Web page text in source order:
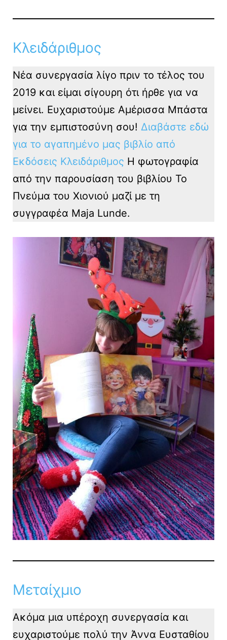
Κλειδάριθμος
Νέα συνεργασία λίγο πριν το τέλος του
2019 και είμαι σίγουρη ότι ήρθε για να
μείνει. Ευχαριστούμε Αμέρισσα Μπάστα
για την εμπιστοσύνη σου! Διαβάστε εδώ
για το αγαπημένο μας βιβλίο από
Εκδόσεις Κλειδάριθμος Η φωτογραφία
από την παρουσίαση του βιβλίου Το
Πνεύμα του Χιονιού μαζί με τη
συγγραφέα Maja Lunde.
Μεταίχμιο
Ακόμα μια υπέροχη συνεργασία και
ευχαριστούμε πολύ την Άννα Ευσταθίου